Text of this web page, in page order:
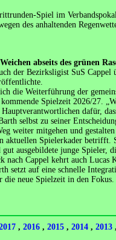
Spiel im
des anhaltenden
abseits des grünen
der Bezirksligist SuS
die Weiterführung der
Spielzeit 2026/27.
dafür,
selbst zu seiner
weiter mitgehen und
Spielerkader betrifft.
ausgebildete junge
Cappel kehrt auch
setzt auf eine schnelle
neue Spielzeit in den
, 2016 , 2015 , 2014 , 2013 ,